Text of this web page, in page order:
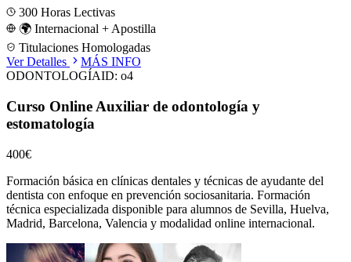
300 Horas Lectivas
🌍 Internacional + Apostilla
Titulaciones Homologadas
Ver Detalles
MÁS INFO
ODONTOLOGÍAID: o4
Curso Online Auxiliar de odontología y
estomatología
400€
Formación básica en clínicas dentales y técnicas de ayudante del
dentista con enfoque en prevención sociosanitaria. Formación
técnica especializada disponible para alumnos de Sevilla, Huelva,
Madrid, Barcelona, Valencia y modalidad online internacional.